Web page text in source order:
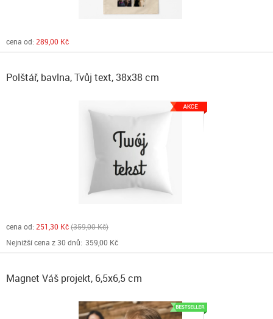
cena od: 289,00 Kč
Polštář, bavlna, Tvůj text, 38x38 cm
cena od: 251,30 Kč 359,00 Kč
Nejnižší cena z 30 dnů: 359,00 Kč
Magnet Váš projekt, 6,5x6,5 cm